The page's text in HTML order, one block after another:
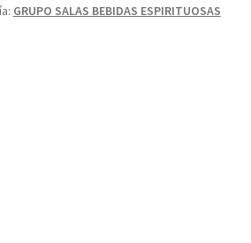
GRUPO SALAS BEBIDAS ESPIRITUOSAS